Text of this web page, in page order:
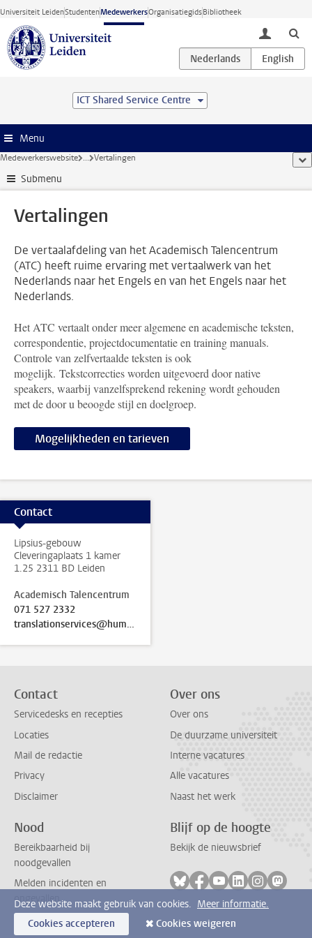
Ga direct naar de inhoud
Universiteit LeidenStudentenMedewerkersOrganisatiegidsBibliotheek
toggle
ICT Shared Service Centre
Menu
Medewerkerswebsite ... Vertalingen
Submenu
Vertalingen
De vertaalafdeling van het Academisch Talencentrum
(ATC) heeft ruime ervaring met vertaalwerk van het
Nederlands naar het Engels en van het Engels naar het
Nederlands.
Het ATC vertaalt onder meer algemene en academische teksten,
correspondentie, projectdocumentatie en training manuals.
Controle van zelfvertaalde teksten is ook
mogelijk. Tekstcorrecties worden uitgevoerd door native
speakers, waarbij vanzelfsprekend rekening wordt gehouden
met de door u beoogde stijl en doelgroep.
Mogelijkheden en tarieven
Contact
Lipsius-gebouw
Cleveringaplaats 1 kamer
1.25 2311 BD Leiden
Academisch Talencentrum
071 527 2332
translationservices@hum.leidenuniv.nl
Contact
Servicedesks en recepties
Locaties
Mail de redactie
Privacy
Disclaimer
Over ons
Over ons
De duurzame universiteit
Interne vacatures
Alle vacatures
Naast het werk
Nood
Bereikbaarheid bij
noodgevallen
Melden incidenten en
ongevallen
Blijf op de hoogte
Bekijk de nieuwsbrief
Volg ons op bluesky
Volg ons op facebook
Volg ons op
Volg ons op
Volg ons
Volg
Deze website maakt gebruik van cookies. Meer informatie.
Cookies accepteren
Cookies weigeren